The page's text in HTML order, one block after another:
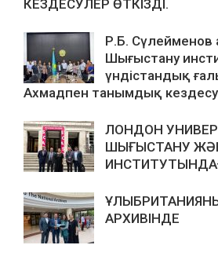
КЕЗДЕСУЛЕР ӨТКІЗДІ.
Р.Б. Сүлейменов
Шығыстану
үндістандық
Ахмадпен танымдық кездесу
ЛОНДОН
ШЫҒЫСТАНУ
АРХИВІНДЕ